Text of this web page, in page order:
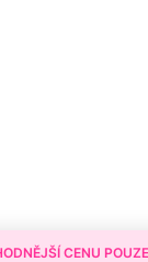
CENU